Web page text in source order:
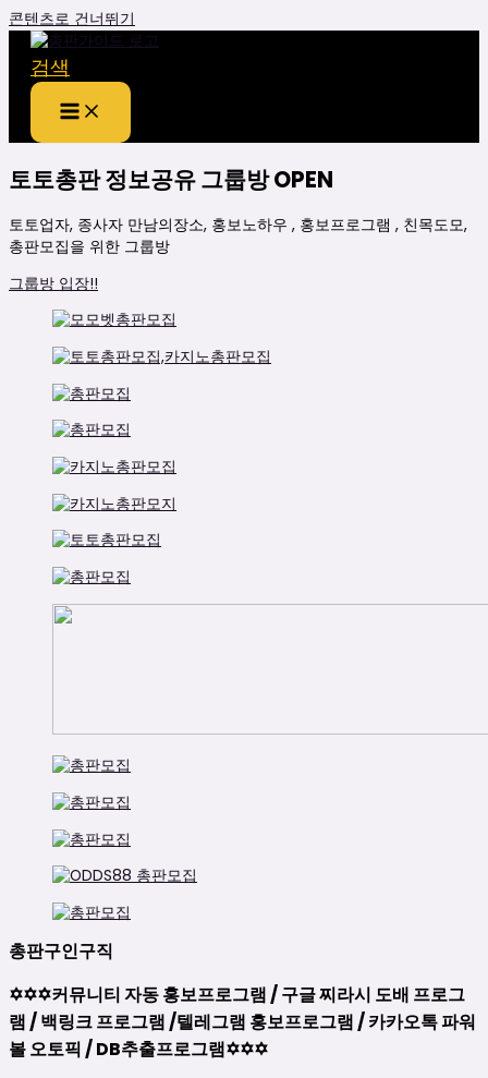
콘텐츠로 건너뛰기
검색
토토총판 정보공유 그룹방OPEN
토토업자, 종사자 만남의장소, 홍보노하우 , 홍보프로그램 , 친목도모,
총판모집을 위한 그룹방
그룹방 입장!!
총판구인구직
✡️✡️✡️커뮤니티 자동 홍보프로그램 / 구글 찌라시 도배 프로그
램 / 백링크 프로그램 /텔레그램 홍보프로그램 / 카카오톡 파워
볼 오토픽 / DB추출프로그램✡️✡️✡️